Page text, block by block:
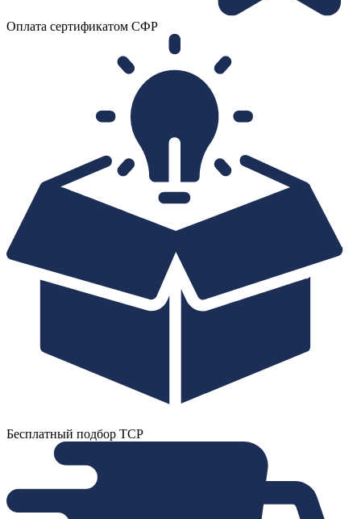
Оплата сертификатом СФР
Бесплатный подбор ТСР